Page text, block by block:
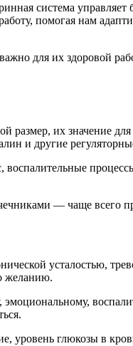
система
помогая нам
для их здоровой
их значение для
и другие
воспалительные
— чаще всего
усталостью,
желанию.
глюкозы в